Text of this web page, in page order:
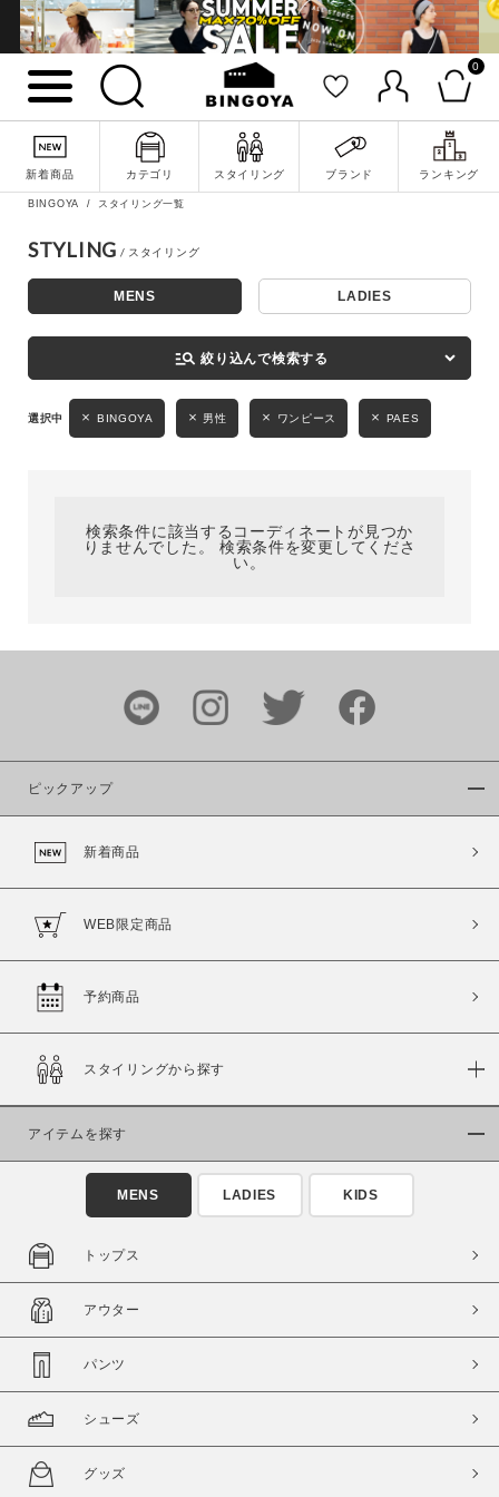
0
新着商品 カテゴリ スタイリング ブランド ランキング
詳細検索
カラー
価格
～
商品タイプ
通常商品 予約商品
在庫
在庫あり 在庫なし含む
BINGOYA スタイリング一覧
STYLING
MENS LADIES
manage_search 絞り込んで検索する
BINGOYA 男性 ワンピース PAES
検索条件に該当するコーディネートが見つか
りませんでした。 検索条件を変更してくださ
い。
ピックアップ
新着商品
WEB限定商品
予約商品
スタイリングから探す
アイテムを探す
MENS LADIES KIDS
トップス
アウター
パンツ
シューズ
グッズ